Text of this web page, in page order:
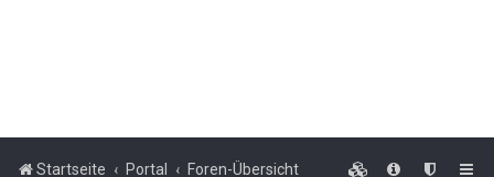
Startseite Portal Foren-Übersicht